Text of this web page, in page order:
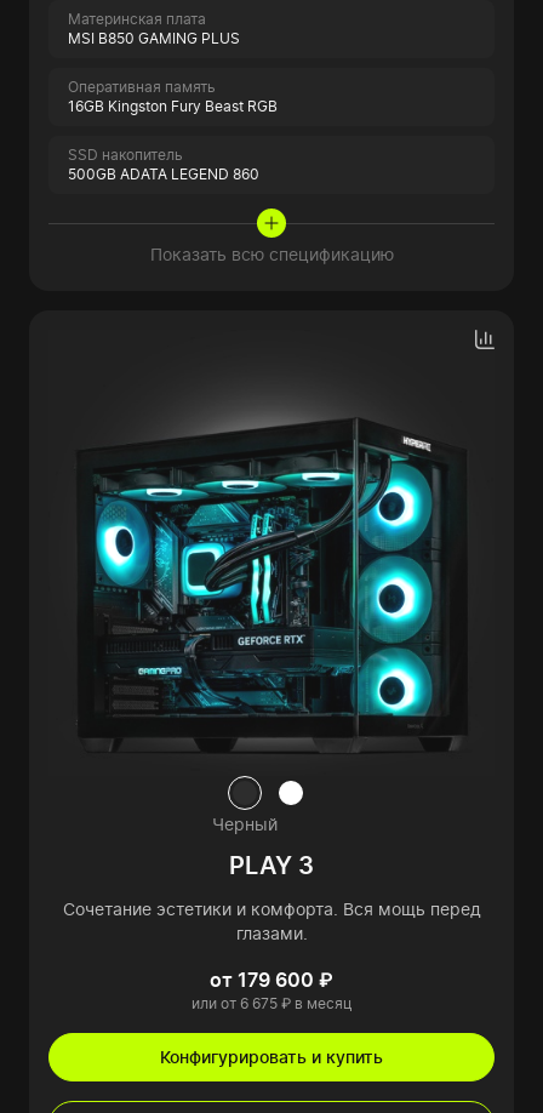
Материнская плата
MSI B850 GAMING PLUS
Оперативная память
16GB Kingston Fury Beast RGB
SSD накопитель
500GB ADATA LEGEND 860
Показать всю спецификацию
Черный
PLAY 3
Сочетание эстетики и комфорта. Вся мощь перед
глазами.
от 179 600 ₽
или от 6 675 ₽ в месяц
Конфигурировать и купить